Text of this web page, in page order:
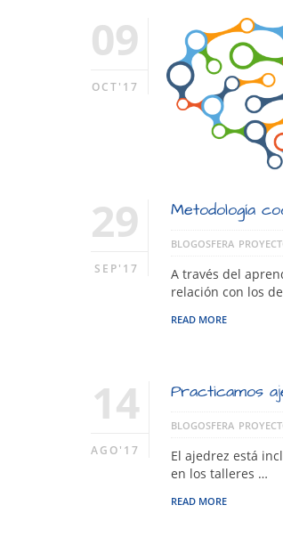
09
OCT'17
29
SEP'17
Metodología
BLOGOSFERA
A través del
relación con los
READ MORE
14
AGO'17
Practicamos
BLOGOSFERA
El ajedrez está
en los talleres …
READ MORE